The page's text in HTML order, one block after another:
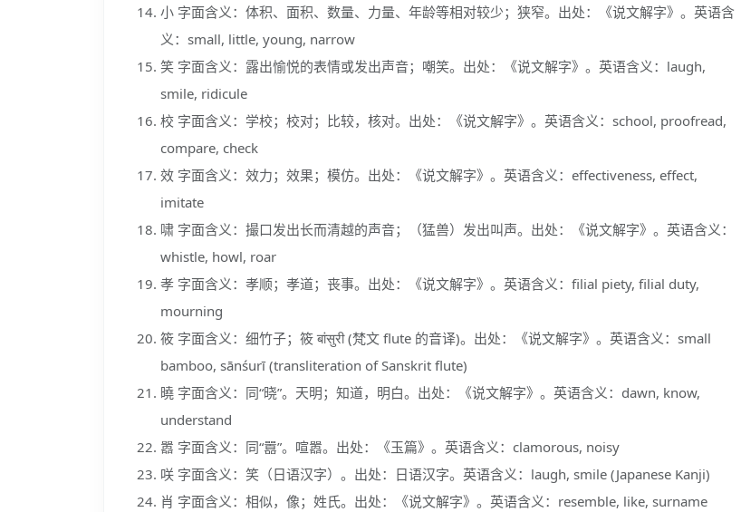
小 字面含义：体积、面积、数量、力量、年龄等相对较少；狭窄。出处：《说文解字》。英语含
义：small, little, young, narrow
笑 字面含义：露出愉悦的表情或发出声音；嘲笑。出处：《说文解字》。英语含义：laugh,
smile, ridicule
校 字面含义：学校；校对；比较，核对。出处：《说文解字》。英语含义：school, proofread,
compare, check
效 字面含义：效力；效果；模仿。出处：《说文解字》。英语含义：effectiveness, effect,
imitate
啸 字面含义：撮口发出长而清越的声音；（猛兽）发出叫声。出处：《说文解字》。英语含义：
whistle, howl, roar
孝 字面含义：孝顺；孝道；丧事。出处：《说文解字》。英语含义：filial piety, filial duty,
mourning
筱 字面含义：细竹子；筱 बांसुरी (梵文 flute 的音译)。出处：《说文解字》。英语含义：small
bamboo, sānśurī (transliteration of Sanskrit flute)
曉 字面含义：同“晓”。天明；知道，明白。出处：《说文解字》。英语含义：dawn, know,
understand
嚣 字面含义：同“囂”。喧嚣。出处：《玉篇》。英语含义：clamorous, noisy
咲 字面含义：笑（日语汉字）。出处：日语汉字。英语含义：laugh, smile (Japanese Kanji)
肖 字面含义：相似，像；姓氏。出处：《说文解字》。英语含义：resemble, like, surname